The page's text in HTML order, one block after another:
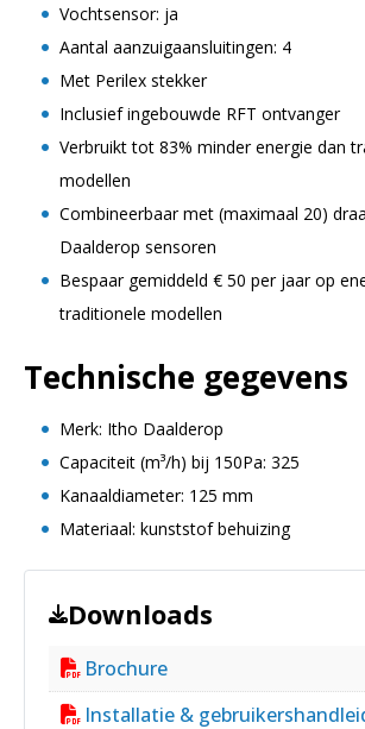
Vochtsensor: ja
Aantal aanzuigaansluitingen: 4
Met Perilex stekker
Inclusief ingebouwde RFT ontvanger
Verbruikt tot 83% minder energie dan
modellen
Combineerbaar met (maximaal 20)
Daalderop sensoren
Bespaar gemiddeld € 50 per jaar op
traditionele modellen
Technische gegevens
Merk: Itho Daalderop
Capaciteit (m³/h) bij 150Pa: 325
Kanaaldiameter: 125 mm
Materiaal: kunststof behuizing
Downloads
Brochure
Installatie &